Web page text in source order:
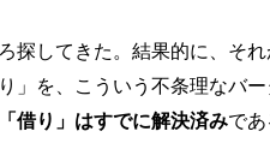
探してきた。結果的に、それ
」を、こういう不条理なバー
借り」はすでに解決済みであ